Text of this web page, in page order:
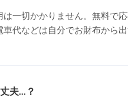
一切かかりません。無料で
代などは自分でお財布から出
夫...？